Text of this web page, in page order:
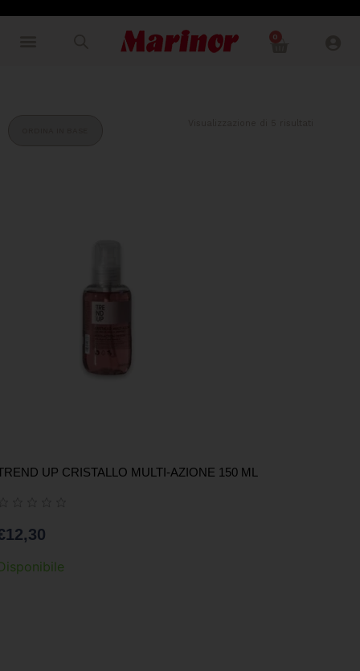
0
UP CRISTALLO MULTI-AZIONE 150 ML
12,30